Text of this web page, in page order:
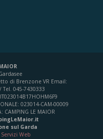
di Brenzone VR Email:
045-7430333
023014-CAM-00009
CAMPING LE MAIOR
sul Garda
Web